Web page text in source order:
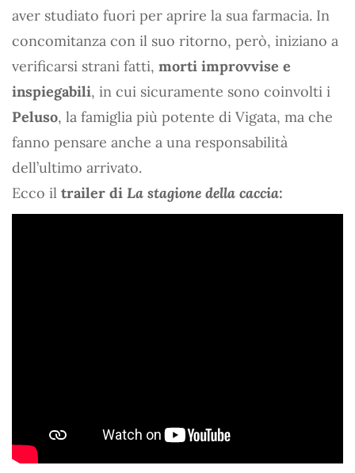
aver studiato fuori per aprire la sua farmacia. In
concomitanza con il suo ritorno, però, iniziano a
verificarsi strani fatti, morti improvvise e
inspiegabili, in cui sicuramente sono coinvolti i
Peluso, la famiglia più potente di Vigata, ma che
fanno pensare anche a una responsabilità
dell’ultimo arrivato.
Ecco il trailer di La stagione della caccia: